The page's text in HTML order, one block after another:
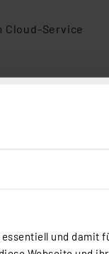
und damit
Cloud-Service
das Ferienhaus)
Homematic